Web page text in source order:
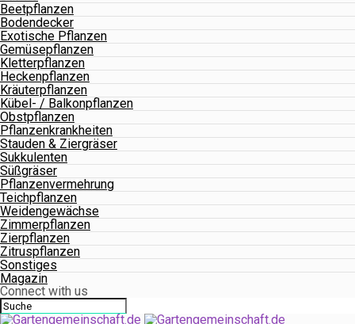
Beetpflanzen
Bodendecker
Exotische Pflanzen
Gemüsepflanzen
Kletterpflanzen
Heckenpflanzen
Kräuterpflanzen
Kübel- / Balkonpflanzen
Obstpflanzen
Pflanzenkrankheiten
Stauden & Ziergräser
Sukkulenten
Süßgräser
Pflanzenvermehrung
Teichpflanzen
Weidengewächse
Zimmerpflanzen
Zierpflanzen
Zitruspflanzen
Sonstiges
Magazin
Connect with us